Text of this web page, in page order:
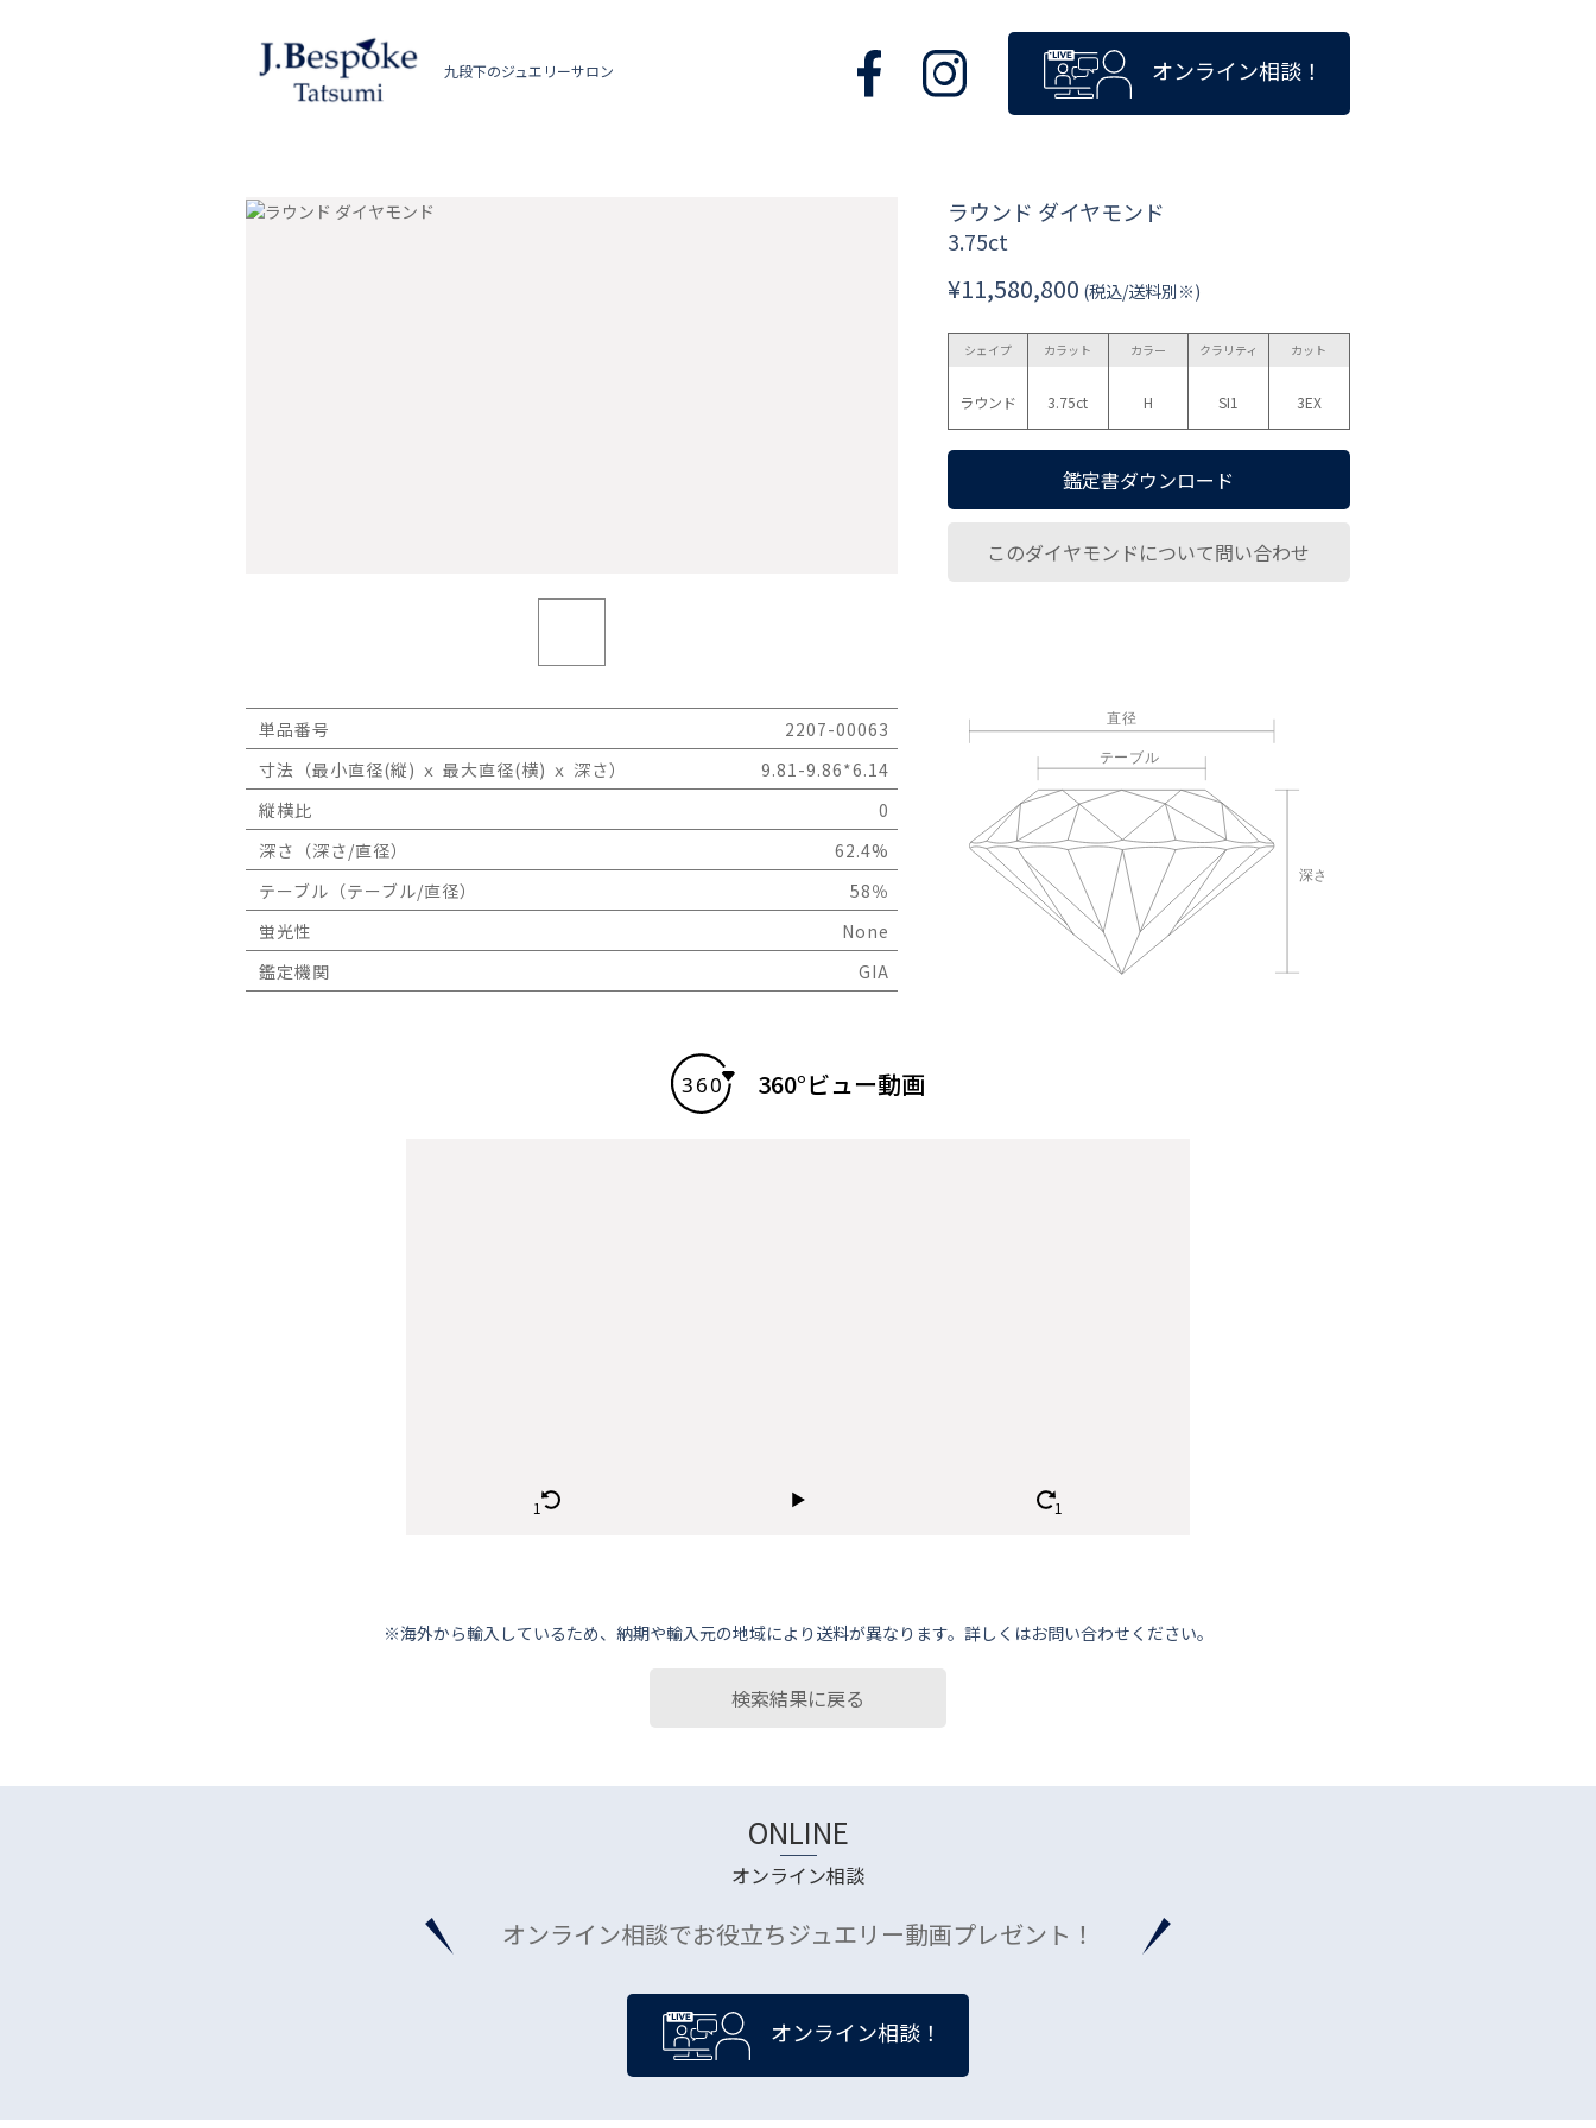
九段下のジュエリーサロン オンライン相談！
ラウンド ダイヤモンド
3.75ct
¥11,580,800 (税込/送料別※)
シェイプ
ラウンド
カラット
3.75ct
カラー
H
クラリティ
SI1
カット
3EX
鑑定書ダウンロード
このダイヤモンドについて問い合わせ
単品番号
2207-00063
寸法（最小直径(縦) ｘ 最大直径(横) ｘ 深さ）
9.81-9.86*6.14
縦横比
0
深さ（深さ/直径）
62.4%
テーブル（テーブル/直径）
58％
蛍光性
None
鑑定機関
GIA
360°ビュー動画
※海外から輸⼊しているため、納期や輸⼊元の地域により送料が異なります。詳しくはお問い合わせください。
検索結果に戻る
ONLINE
オンライン相談
オンライン相談でお役立ちジュエリー動画プレゼント！
オンライン相談！